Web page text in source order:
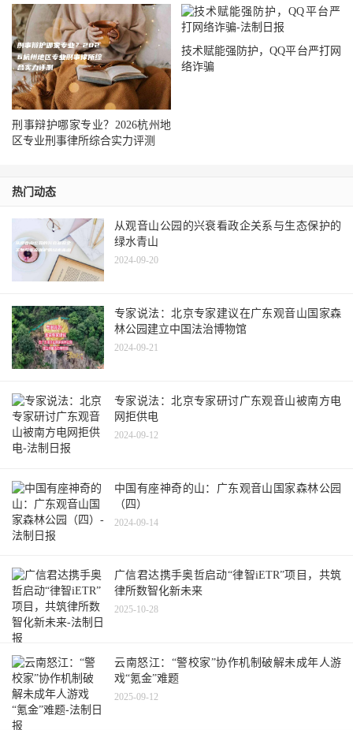
刑事辩护哪家专业？2026杭州地
区专业刑事律所综合实力评测
技术赋能强防护，QQ平台严打网
络诈骗
热门动态
从观音山公园的兴衰看政企关系与生态保护的
绿水青山
2024-09-20
专家说法：北京专家建议在广东观音山国家森
林公园建立中国法治博物馆
2024-09-21
专家说法：北京专家研讨广东观音山被南方电
网拒供电
2024-09-12
中国有座神奇的山：广东观音山国家森林公园
（四）
2024-09-14
广信君达携手奥哲启动“律智iETR”项目，共筑
律所数智化新未来
2025-10-28
云南怒江：“警校家”协作机制破解未成年人游
戏“氪金”难题
2025-09-12